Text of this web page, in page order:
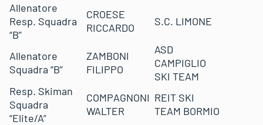
Allenatore
Resp. Squadra
“B”
CROESE
RICCARDO
S.C. LIMONE
Allenatore
Squadra “B”
ZAMBONI
FILIPPO
ASD
CAMPIGLIO
SKI TEAM
Resp. Skiman
Squadra
“Elite/A”
COMPAGNONI
WALTER
REIT SKI
TEAM BORMIO